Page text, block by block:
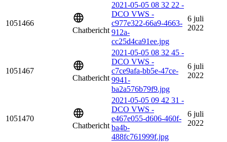
1051466
Chatbericht
2021-05-05 08 32 22 -
DCO VWS -
c977e322-66a9-4663-
912a-
cc25d4ca91ee.jpg
6 juli
2022
1051467
Chatbericht
2021-05-05 08 32 45 -
DCO VWS -
c7ce9afa-bb5e-47ce-
9941-
ba2a576b79f9.jpg
6 juli
2022
1051470
Chatbericht
2021-05-05 09 42 31 -
DCO VWS -
e467e055-d606-460f-
ba4b-
488fc761999f.jpg
6 juli
2022